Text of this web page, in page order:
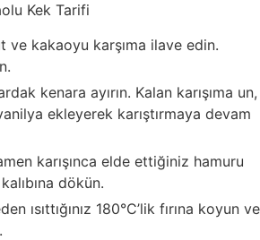
ve kakaoyu karşıma ilave edin.
kenara ayırın. Kalan karışıma un,
ekleyerek karıştırmaya devam
karışınca elde ettiğiniz hamuru
dökün.
ısıttığınız 180°C’lik fırına koyun ve